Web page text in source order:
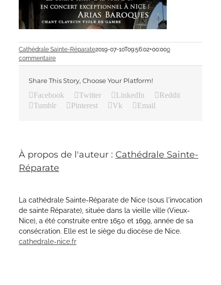
Cathédrale Sainte-Réparate2019-07-10T09:56:02+00:000
commentaire
Share This Story, Choose Your Platform!
Facebook Twitter LinkedIn
Reddit
Tumblr
Pinterest Vk Email
À propos de l'auteur : Cathédrale Sainte-
Réparate
La cathédrale Sainte-Réparate de Nice (sous l'invocation
de sainte Réparate), située dans la vieille ville (Vieux-
Nice), a été construite entre 1650 et 1699, année de sa
consécration. Elle est le siège du diocèse de Nice.
cathedrale-nice.fr